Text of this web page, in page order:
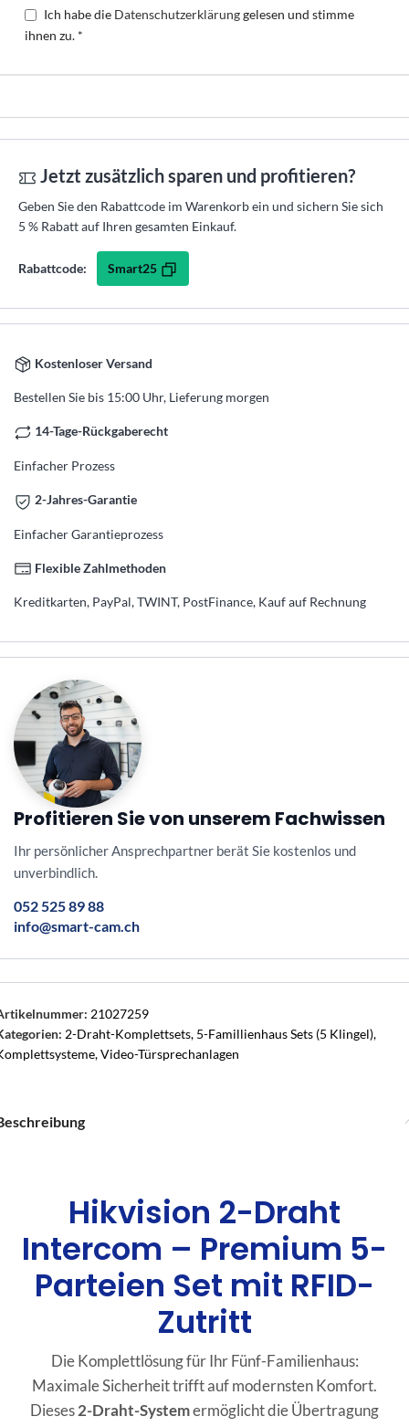
Ich habe die Datenschutzerklärunggelesen und stimme
ihnen zu. *
Jetzt zusätzlich sparen und profitieren?
Geben Sie den Rabattcode im Warenkorb ein und sichern Sie sich
5 % Rabatt auf Ihren gesamten Einkauf.
Rabattcode: Smart25
Kostenloser Versand
Bestellen Sie bis 15:00 Uhr, Lieferung morgen
14-Tage-Rückgaberecht
Einfacher Prozess
2-Jahres-Garantie
Einfacher Garantieprozess
Flexible Zahlmethoden
Kreditkarten, PayPal, TWINT, PostFinance, Kauf auf Rechnung
Profitieren Sie von unserem Fachwissen
Ihr persönlicher Ansprechpartner berät Sie kostenlos und
unverbindlich.
052 525 89 88
info@smart-cam.ch
21027259
2-Draht-Komplettsets, 5-Famillienhaus Sets (5 Klingel),
,Video-Türsprechanlagen
Hikvision 2-Draht
Intercom – Premium 5-
Parteien Set mit RFID-
Zutritt
Die Komplettlösung für Ihr Fünf-Familienhaus:
Maximale Sicherheit trifft auf modernsten Komfort.
Dieses2-Draht-Systemermöglicht die Übertragung